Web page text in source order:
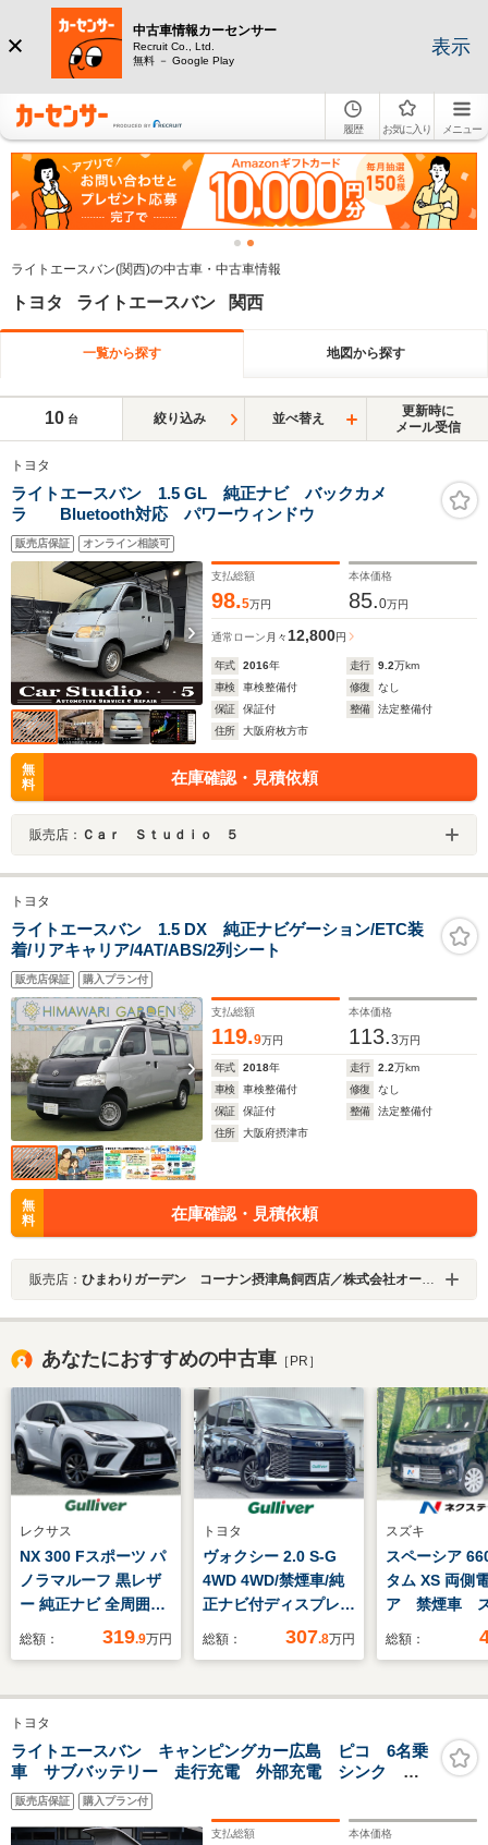
中古車情報カーセンサー
Recruit Co., Ltd.
無料 － Google Play
表示
履歴 お気に入り メニュー
ライトエースバン(関西)の中古車・中古車情報
トヨタ ライトエースバン 関西
一覧から探す 地図から探す
10 台 絞り込み 並べ替え
更新時に
メール受信
トヨタ
ライトエースバン 1.5 GL 純正ナビ バックカメ
ラ Bluetooth対応 パワーウィンドウ
販売店保証 オンライン相談可
支払総額
98.5万円
本体価格
85.0万円
通常ローン 月々12,800円
年式 2016年 走行 9.2万km
車検
車検整備付 修復
なし
保証
保証付 整備
法定整備付
住所
大阪府枚方市
無
料
在庫確認・見積依頼
販売店： Ｃａｒ Ｓｔｕｄｉｏ ５
トヨタ
ライトエースバン 1.5 DX 純正ナビゲーション/ETC装
着/リアキャリア/4AT/ABS/2列シート
販売店保証 購入プラン付
支払総額
119.9万円
本体価格
113.3万円
年式 2018年 走行 2.2万km
車検
車検整備付 修復
なし
保証
保証付 整備
法定整備付
住所
大阪府摂津市
無
料
在庫確認・見積依頼
販売店： ひまわりガーデン コーナン摂津鳥飼西店／株式会社オートスタイルトレーディング
あなたにおすすめの中古車 ［PR］
レクサス
NX 300 Fスポーツ パ
ノラマルーフ 黒レザ
ー 純正ナビ 全周囲カ
メラ PCS 三眼LEDヘ
LDA パドルシフト シ
ートヒーター/ベンチ
レーション ステアリ
ングヒーター
AC100V ETC2.0 フル
総額： 319.9万円
トヨタ
ヴォクシー 2.0 S-G
4WD 4WD/禁煙車/純
正ナビ付ディスプレイ
オーディオ/バックカ
立オートエアコン/フ
巻きステアリング/ス
テアリングスイッチ/
総額： 307.8万円
スズキ
スペーシア
タム XS 両側
ア 禁煙車
キー HIDヘ
ト/エアコン
グストップ
シーガラス
総額：
トヨタ
ライトエースバン キャンピングカー広島 ピコ 6名乗
車 サブバッテリー 走行充電 外部充電 シンク 給
排水ポリタンク FFヒーター 冷蔵庫 ポップアップル
ーフ 8ナンバー 両側スライドドア ETC 前後ドラレ
コ キャンピングカー
販売店保証 購入プラン付
支払総額 本体価格